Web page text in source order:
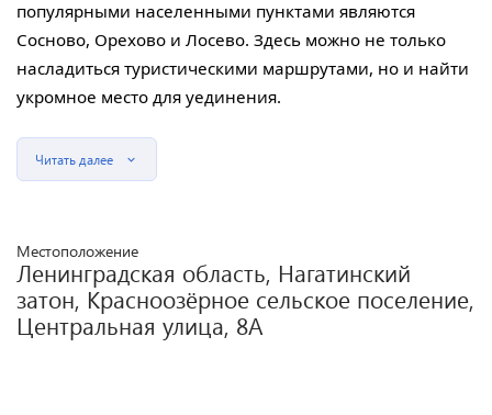
популярными населенными пунктами являются
Сосново, Орехово и Лосево. Здесь можно не только
насладиться туристическими маршрутами, но и найти
укромное место для уединения.
Читать далее
Местоположение
Ленинградская область, Нагатинский
затон, Красноозёрное сельское поселение,
Центральная улица, 8А